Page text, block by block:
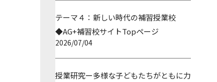
テーマ４：新しい時代の補習授業校
◆AG+補習校サイトTopページ
2026/07/04
授業研究ー多様な子どもたちがともに力